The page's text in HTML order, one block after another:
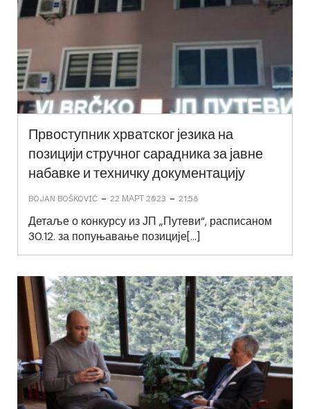
Првоступник хрватског језика на
позицији стручног сарадника за јавне
набавке и техничку документацију
BOJAN BOŠKOVIĆ - 22 МАРТ 2023 - 21:58
Детаље о конкурсу из ЈП „Путеви“, расписаном
30.12. за попуњавање позиције[…]